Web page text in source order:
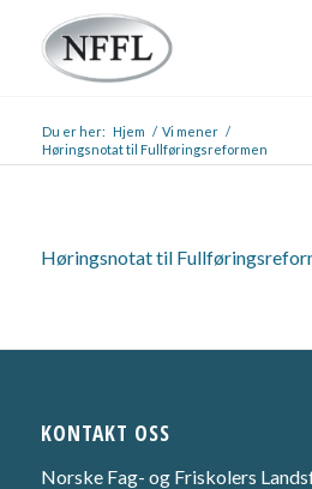
Du er her: Hjem / Vi mener /
Høringsnotat til Fullføringsreformen
Høringsnotat til
KONTAKT OSS
Norske Fag- og Friskolers